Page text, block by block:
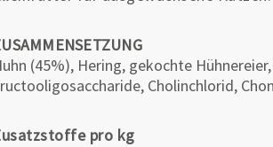
(45%), Hering, gekochte
Cholinchlorid,
pro kg